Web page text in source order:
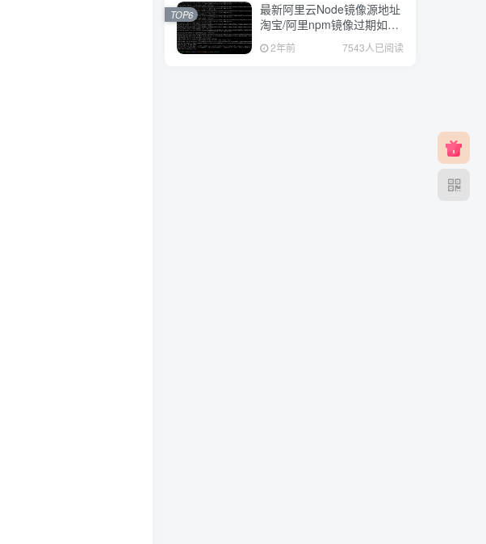
最新阿里云Node镜像源地址
淘宝/阿里npm镜像过期如何
替换2年前 7543人已阅读
TOP6